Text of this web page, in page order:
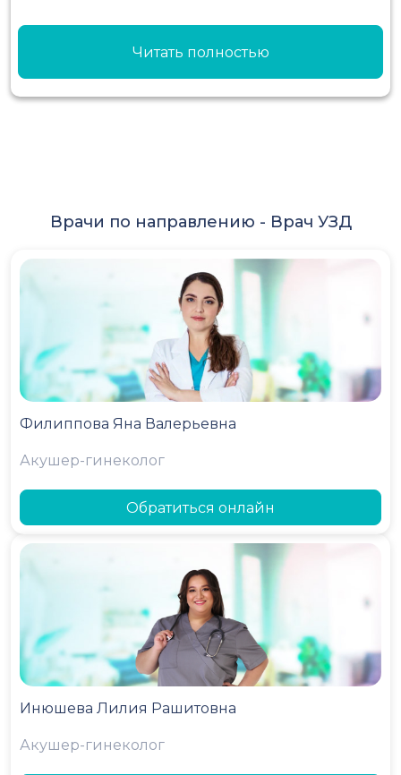
Читать полностью
Врачи по направлению - Врач УЗД
Филиппова Яна Валерьевна
Акушер-гинеколог
Обратиться онлайн
Инюшева Лилия Рашитовна
Акушер-гинеколог